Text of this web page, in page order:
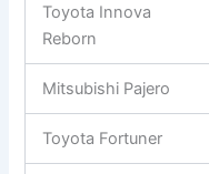
Toyota Innova
Reborn
Mitsubishi Pajero
Toyota Fortuner